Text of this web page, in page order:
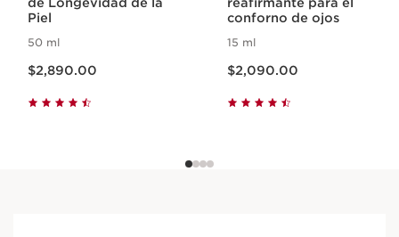
de Longevidad de la
Piel
50 ml
$2,890.00
reafirmante para el
conforno de ojos
15 ml
$2,090.00